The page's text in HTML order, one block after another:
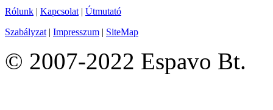
Rólunk | Kapcsolat | Útmutató
Szabályzat | Impresszum | SiteMap
© 2007-2022 Espavo Bt.